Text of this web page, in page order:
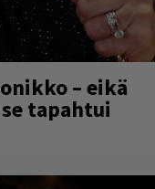
– eikä
tapahtui